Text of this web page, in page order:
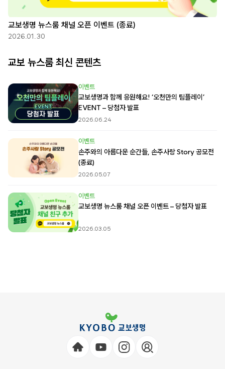
교보생명 뉴스룸 채널 오픈 이벤트 (종료)
2026.01.30
교보 뉴스룸 최신 콘텐츠
이벤트
교보생명과 함께 응원해요! ‘오천만의 팀플레이’
EVENT – 당첨자 발표
2026.06.24
이벤트
손주와의 아름다운 순간들, 손주사랑 Story 공모전
(종료)
2026.05.07
이벤트
교보생명 뉴스룸 채널 오픈 이벤트 – 당첨자 발표
2026.03.05